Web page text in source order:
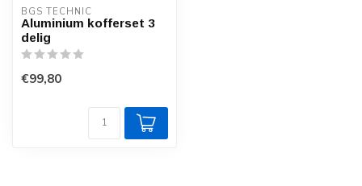
BGS TECHNIC
Aluminium kofferset 3
delig
€99,80